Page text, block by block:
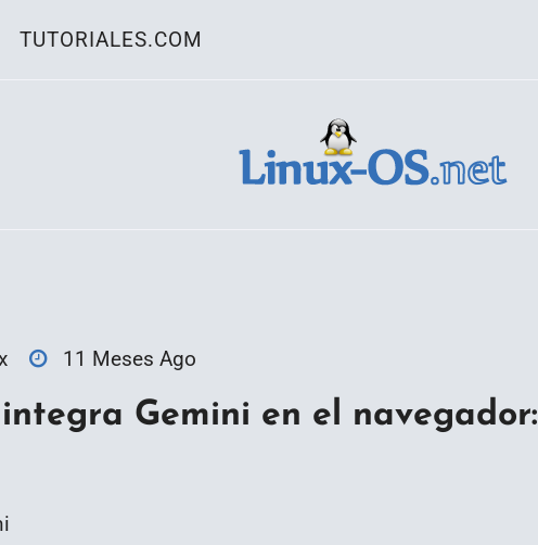
TUTORIALES.COM
11 Meses Ago
Gemini en el navegador: